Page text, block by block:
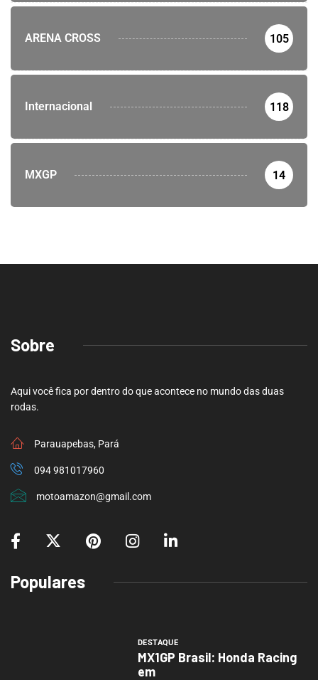
ARENA CROSS 105
Internacional 118
MXGP 14
Sobre
Aqui você fica por dentro do que acontece no mundo das duas
rodas.
Parauapebas, Pará
094 981017960
motoamazon@gmail.com
Populares
DESTAQUE
MX1GP Brasil: Honda Racing
em